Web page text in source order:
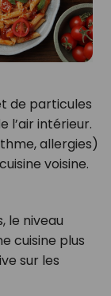
de particules
l’air intérieur.
allergies)
voisine.
le niveau
cuisine plus
sur les